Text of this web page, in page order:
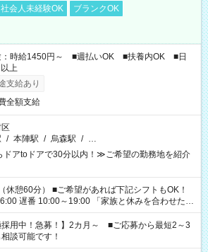
社会人未経験OK
ブランクOK
：時給1450円～ ■週払いOK ■扶養内OK ■日
上
支給あり
全額支給
/ 本陣駅 / 烏森駅 / …
アtoドアで30分以内！≫ご希望の勤務地を紹介
があれば下記シフトもOK！
10:00～19:00 「家族と休みを合わせた
持って夕飯の準備がしたい」 「できれば残業はし
ご希望を教えてくださいね。 ※Wワーク希望
のお仕事で希望する勤務時間と、もう1つのお仕事
合計で週40時間を超える場合は応募できません。
採用中！急募！】2カ月～ ■ご応募から最短2～3
談可能です！